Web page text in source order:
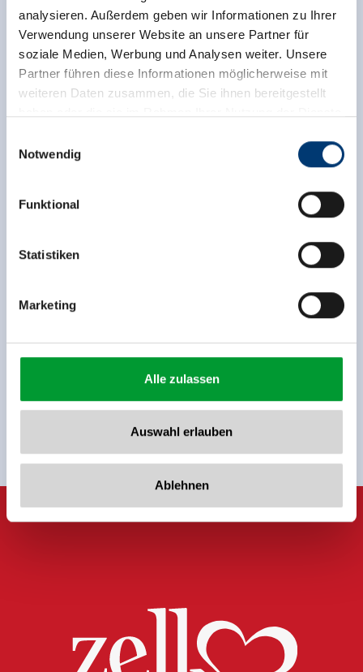
analysieren. Außerdem geben wir Informationen zu Ihrer
Verwendung unserer Website an unsere Partner für
soziale Medien, Werbung und Analysen weiter. Unsere
Partner führen diese Informationen möglicherweise mit
weiteren Daten zusammen, die Sie ihnen bereitgestellt
Rohr 23// A-6280 Zell am Ziller
www.zillertalarena.com
Notwendig
Funktional
Statistiken
Marketing
Alle zulassen
Auswahl erlauben
Ablehnen